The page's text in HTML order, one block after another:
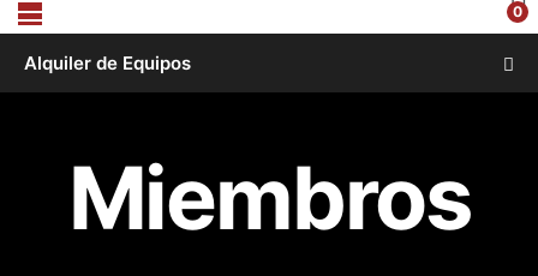
productos
0
Alquiler de Equipos
Miembros